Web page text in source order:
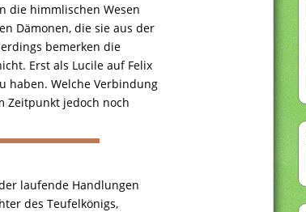
die himmlischen Wesen
Dämonen, die sie aus der
bemerken die
Erst als Lucile auf Felix
haben. Welche Verbindung
Zeitpunkt jedoch noch
laufende Handlungen
des Teufelkönigs,